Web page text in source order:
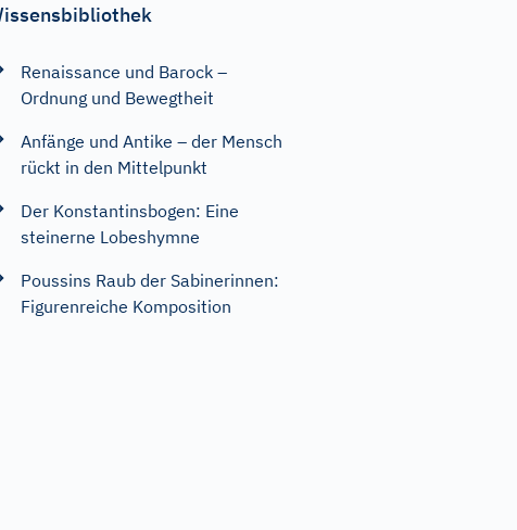
Renaissance und Barock –
Ordnung und Bewegtheit
Anfänge und Antike – der Mensch
rückt in den Mittelpunkt
Der Konstantinsbogen: Eine
steinerne Lobeshymne
Poussins Raub der Sabinerinnen:
Figurenreiche Komposition